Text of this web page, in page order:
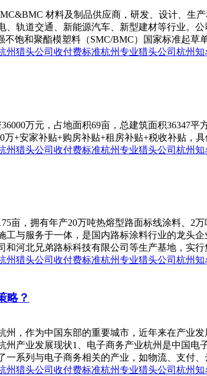
材料及制品供应商，研发、设计、
轨道交通、新能源汽车、新型建材等行业。
饱和聚酯模塑料（SMC/BMC）国家标准起草
州猎头公司收付费标准杭州专业猎头公司 杭州知
万元，占地面积69亩，总建筑面积36347
万+安家补贴+购房补贴+租房补贴+税收补
州猎头公司收付费标准杭州专业猎头公司 杭州知
亩，拥有年产20万吨热熔型路面标线涂料、2
与服务于一体，是国内路标涂料行业的龙头
河北兄弟路标科技有限公司等生产基地，实行
州猎头公司收付费标准杭州专业猎头公司 杭州知
略？
，作为中国东部的重要城市，近年来在产业
产业发展现状1、电子商务产业杭州是中国
系列与电子商务相关的产业，如物流、支付
州猎头公司收付费标准杭州专业猎头公司 杭州知